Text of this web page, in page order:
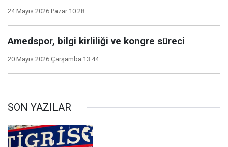
24 Mayıs 2026 Pazar 10:28
Amedspor, bilgi kirliliği ve kongre süreci
20 Mayıs 2026 Çarşamba 13:44
SON YAZILAR